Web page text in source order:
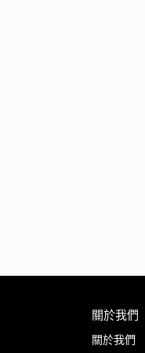
關於我們
關於我們